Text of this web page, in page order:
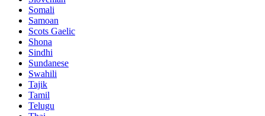
Somali
Samoan
Scots Gaelic
Shona
Sindhi
Sundanese
Swahili
Tajik
Tamil
Telugu